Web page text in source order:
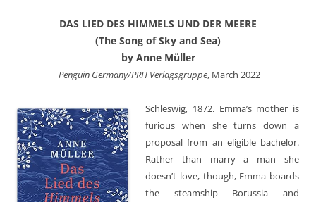
DAS LIED DES HIMMELS UND DER MEERE
(The Song of Sky and Sea)
by Anne Müller
‎ Penguin Germany/PRH Verlagsgruppe, March 2022
Schleswig, 1872. Emma’s mother is
furious when she turns down a
proposal from an eligible bachelor.
Rather than marry a man she
doesn’t love, though, Emma boards
the steamship Borussia and